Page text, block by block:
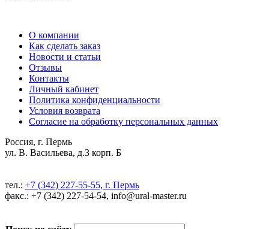
О компании
Как сделать заказ
Новости и статьи
Отзывы
Контакты
Личный кабинет
Политика конфиденциальности
Условия возврата
Согласие на обработку персональных данных
Россия, г. Пермь
ул. В. Васильева, д.3 корп. Б
тел.: +7 (342) 227-55-55, г. Пермь
факс.: +7 (342) 227-54-54, info@ural-master.ru